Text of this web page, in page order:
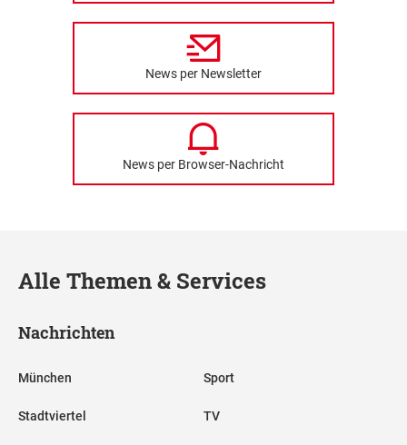
News per Newsletter
News per Browser-Nachricht
Alle Themen & Services
Nachrichten
München
Stadtviertel
Sport
TV